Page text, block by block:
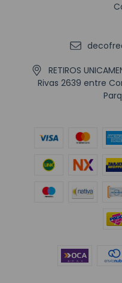
RETIROS
Rivas 2639 entre